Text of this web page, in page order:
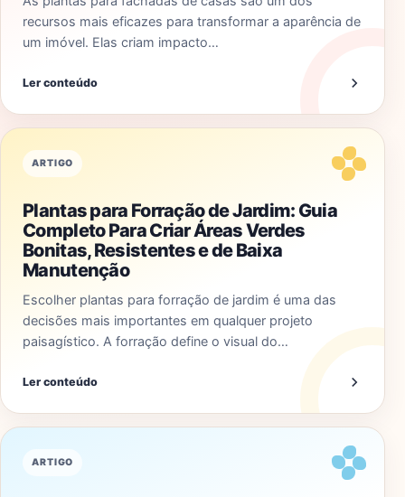
recursos mais eficazes para transformar a aparência de
um imóvel. Elas criam impacto…
Ler conteúdo
ARTIGO
Plantas para Forração de Jardim: Guia
Completo Para Criar Áreas Verdes
Bonitas, Resistentes e de Baixa
Manutenção
Escolher plantas para forração de jardim é uma das
decisões mais importantes em qualquer projeto
paisagístico. A forração define o visual do…
Ler conteúdo
ARTIGO